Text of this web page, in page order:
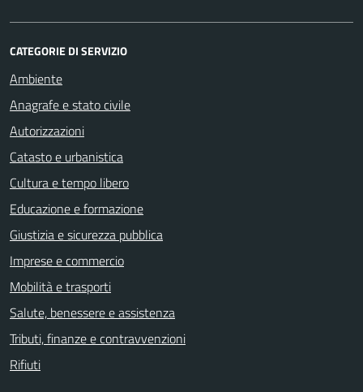
CATEGORIE DI SERVIZIO
Ambiente
Anagrafe e stato civile
Autorizzazioni
Catasto e urbanistica
Cultura e tempo libero
Educazione e formazione
Giustizia e sicurezza pubblica
Imprese e commercio
Mobilità e trasporti
Salute, benessere e assistenza
Tributi, finanze e contravvenzioni
Rifiuti